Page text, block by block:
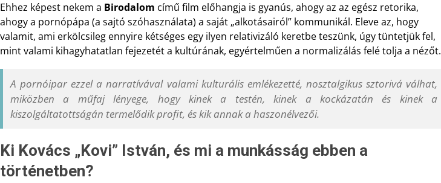
Ehhez képest nekem a Birodalom című film előhangja is gyanús, ahogy az az egész retorika,
ahogy a pornópápa (a sajtó szóhasználata) a saját „alkotásairól” kommunikál. Eleve az, hogy
valamit, ami erkölcsileg ennyire kétséges egy ilyen relativizáló keretbe teszünk, úgy tüntetjük fel,
mint valami kihagyhatatlan fejezetét a kultúrának, egyértelműen a normalizálás felé tolja a nézőt.
A pornóipar ezzel a narratívával valami kulturális emlékezetté, nosztalgikus sztorivá válhat,
miközben a műfaj lényege, hogy kinek a testén, kinek a kockázatán és kinek a
kiszolgáltatottságán termelődik profit, és kik annak a haszonélvezői.
Ki Kovács „Kovi” István, és mi a munkásság ebben a
történetben?